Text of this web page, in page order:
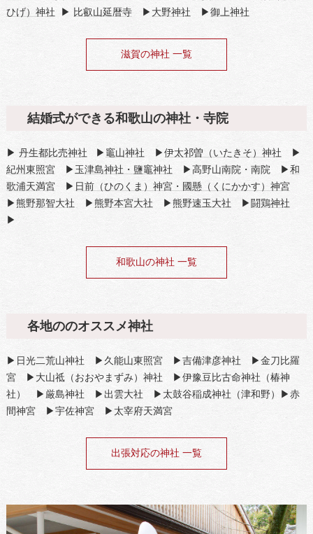
ひげ）神社 ▶ 比叡山延暦寺▶ 大野神社 ▶ 御上神社
滋賀の神社 一覧
結婚式ができる和歌山の神社・寺院
▶ 丹生都比売神社 ▶ 竈山神社 ▶ 伊太祁曽（いたきそ）神社 ▶
紀州東照宮▶ 玉津島神社・鹽竈神社 ▶高野山南院・南院 ▶ 和
歌浦天満宮▶ 日前（ひのくま）神宮・國懸（くにかかす）神宮
▶ 熊野那智大社 ▶ 熊野本宮大社 ▶ 熊野速玉大社 ▶ 闘鶏神社
▶
和歌山の神社 一覧
各地ののオススメ神社
▶日光二荒山神社 ▶久能山東照宮 ▶吉備津彦神社 ▶金刀比羅
宮 ▶大山祗（おおやまずみ）神社 ▶伊豫豆比古命神社（椿神
社） ▶厳島神社 ▶出雲大社 ▶太鼓谷稲成神社（津和野）▶赤
間神宮 ▶宇佐神宮 ▶太宰府天満宮
出張対応の神社 一覧